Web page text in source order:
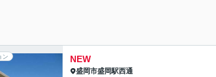
ン NEW
盛岡市盛岡駅西通